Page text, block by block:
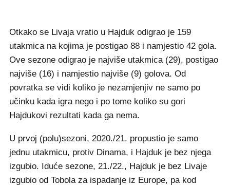
Otkako se Livaja vratio u Hajduk odigrao je 159
utakmica na kojima je postigao 88 i namjestio 42 gola.
Ove sezone odigrao je najviše utakmica (29), postigao
najviše (16) i namjestio najviše (9) golova. Od
povratka se vidi koliko je nezamjenjiv ne samo po
učinku kada igra nego i po tome koliko su gori
Hajdukovi rezultati kada ga nema.
U prvoj (polu)sezoni, 2020./21. propustio je samo
jednu utakmicu, protiv Dinama, i Hajduk je bez njega
izgubio. Iduće sezone, 21./22., Hajduk je bez Livaje
izgubio od Tobola za ispadanje iz Europe, pa kod